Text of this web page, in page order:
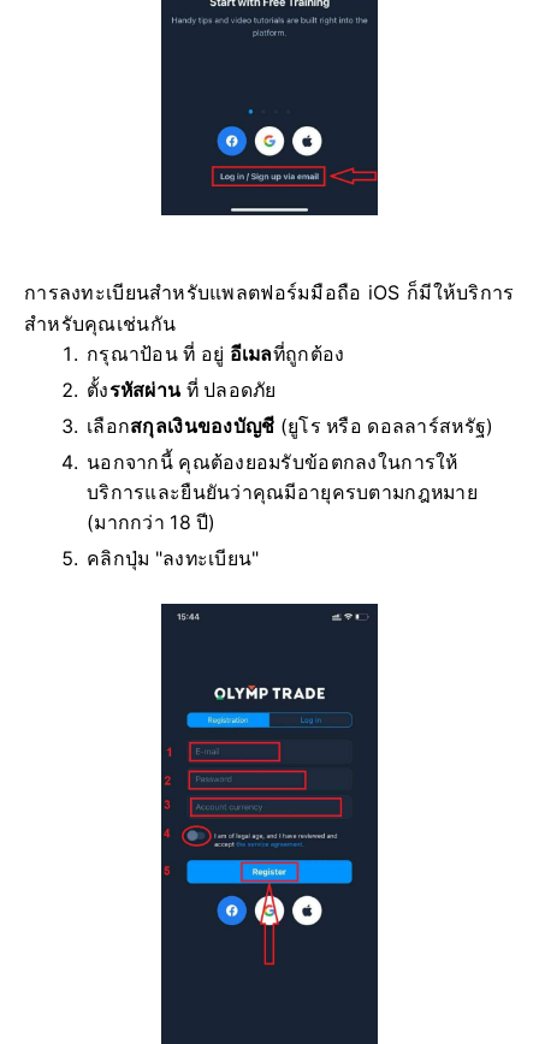
การลงทะเบียนสำหรับแพลตฟอร์มมือถือ iOS ก็มีให้บริการ
สำหรับคุณเช่นกัน
กรุณาป้อน ที่ อยู่ อีเมลที่ถูกต้อง
ตั้งรหัสผ่าน ที่ ปลอดภัย
เลือกสกุลเงินของบัญชี (ยูโร หรือ ดอลลาร์สหรัฐ)
นอกจากนี้ คุณต้องยอมรับข้อตกลงในการให้
บริการและยืนยันว่าคุณมีอายุครบตามกฎหมาย
(มากกว่า 18 ปี)
คลิกปุ่ม "ลงทะเบียน"